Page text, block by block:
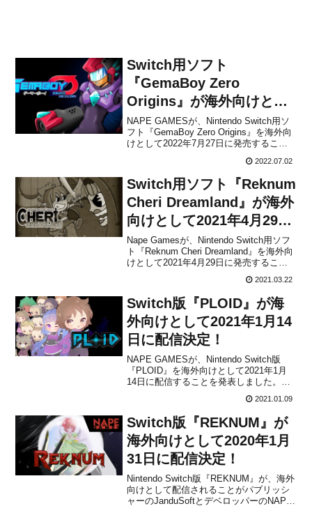
Switch用ソフト
『GemaBoy Zero
Origins』が海外向けとし
て2022年7月27日に発売決
定！
NAPE GAMESが、Nintendo Switch用ソ
フト『GemaBoy Zero Origins』を海外向
けとして2022年7月27日に発売すること
定されており、ゲームは日本語にも対応
予定です。We have big surpri...
2022.07.02
Switch用ソフト『Reknum
Cheri Dreamland』が海外
向けとして2021年4月29日
に発売決定！
Nape Gamesが、Nintendo Switch用ソフ
ト『Reknum Cheri Dreamland』を海外向
けとして2021年4月29日に発売すること
を発表しました。販売価格は$6.99に設定
されています。本作は、アクション、探
索、パズルなどが満載の2Dプラットフォ
ーマ...
2021.03.22
Switch版『PLOID』が海
外向けとして2021年1月14
日に配信決定！
NAPE GAMESが、Nintendo Switch版
『PLOID』を海外向けとして2021年1月
14日に配信することを発表しました。販
#PLOID #NES port will launch on
#NintendoSwitch ...
2021.01.09
Switch版『REKNUM』が
海外向けとして2020年1月
31日に配信決定！
Nintendo Switch版『REKNUM』が、海外
向けとして配信されることがパブリッシ
ャーのJanduSoftとデベロッパーのNAPE